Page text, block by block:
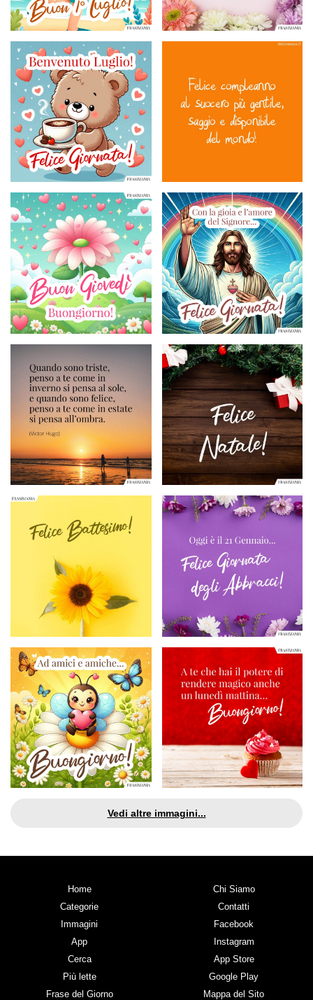
Vedi altre immagini...
Home
Categorie
Immagini
App
Cerca
Più lette
Frase del Giorno
Chi Siamo
Contatti
Facebook
Instagram
App Store
Google Play
Mappa del Sito